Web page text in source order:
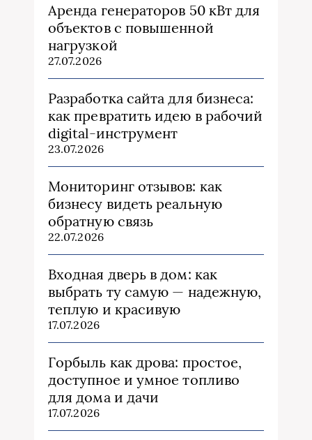
Аренда генераторов 50 кВт для
объектов с повышенной
нагрузкой
27.07.2026
Разработка сайта для бизнеса:
как превратить идею в рабочий
digital-инструмент
23.07.2026
Мониторинг отзывов: как
бизнесу видеть реальную
обратную связь
22.07.2026
Входная дверь в дом: как
выбрать ту самую — надежную,
теплую и красивую
17.07.2026
Горбыль как дрова: простое,
доступное и умное топливо
для дома и дачи
17.07.2026